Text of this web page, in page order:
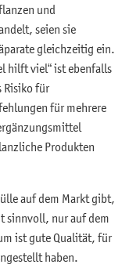
und
seien sie
gleichzeitig ein.
hilft viel“ ist ebenfalls
Risiko für
für mehrere
Produkten
auf dem Markt gibt,
sinnvoll, nur auf dem
ist gute Qualität, für
haben.